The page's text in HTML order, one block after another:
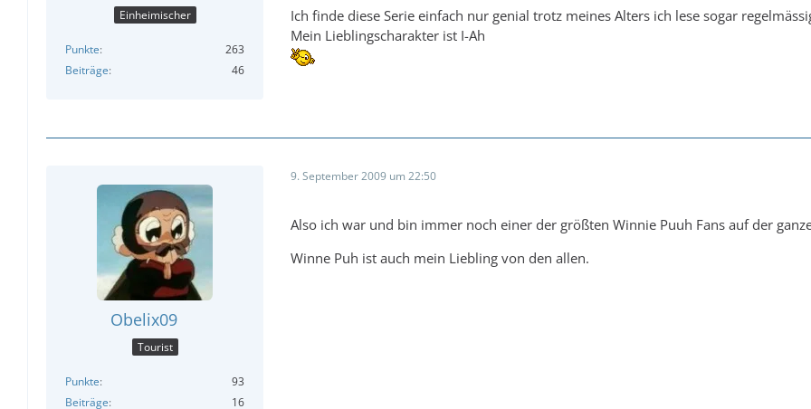
Einheimischer
Punkte
263
Beiträge
46
Ich finde diese Serie einfach nur genial trotz meines Alters ich lese sogar
Mein Lieblingscharakter ist I-Ah
Obelix09
Tourist
Punkte
93
Beiträge
16
9. September 2009 um 22:50
Also ich war und bin immer noch einer der größten Winnie Puuh Fans auf der
Winne Puh ist auch mein Liebling von den allen.